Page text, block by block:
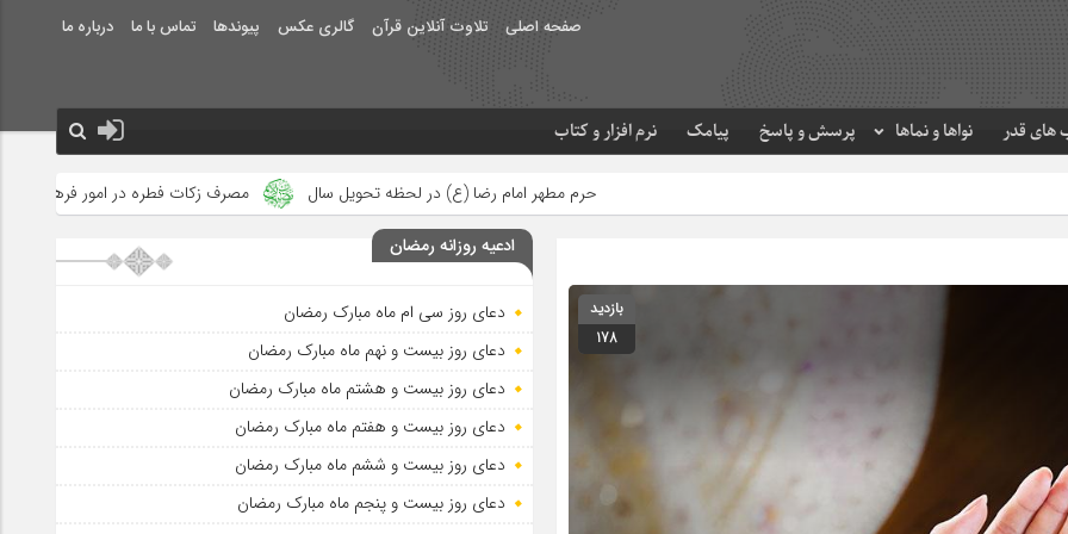
صفحه اصلی تلاوت آنلاین قرآن گالری عکس پیوندها تماس با ما درباره ما
قدر نواها و نماها پرسش و پاسخ پیامک نرم افزار و کتاب
حرم مطهر امام رضا (ع) در لحظه تحویل سال مصرف زکات فطره در امور فرهنگی جلوه‌های بزرگ نصرت
بازدید
178
ادعیه روزانه رمضان
دعای روز سی ام ماه مبارک رمضان
دعای روز بیست و نهم ماه مبارک رمضان
دعای روز بیست و هشتم ماه مبارک رمضان
دعای روز بیست و هفتم ماه مبارک رمضان
دعای روز بیست و ششم ماه مبارک رمضان
دعای روز بیست و پنجم ماه مبارک رمضان